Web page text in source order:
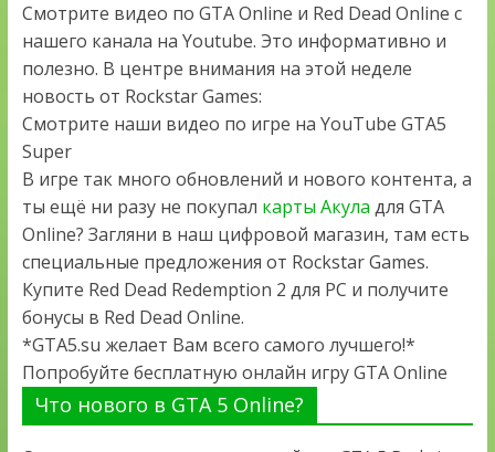
Смотрите видео по GTA Online и Red Dead Online с
нашего канала на Youtube. Это информативно и
полезно. В центре внимания на этой неделе
новость от Rockstar Games:
Смотрите наши видео по игре на YouTube GTA5
Super
В игре так много обновлений и нового контента, а
ты ещё ни разу не покупал карты Акула для GTA
Online? Загляни в наш цифровой магазин, там есть
специальные предложения от Rockstar Games.
Купите Red Dead Redemption 2 для PC и получите
бонусы в Red Dead Online.
*GTA5.su желает Вам всего самого лучшего!*
Попробуйте бесплатную онлайн игру GTA Online
Что нового в GTA 5 Online?